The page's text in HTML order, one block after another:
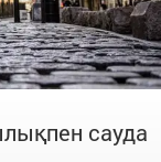
сауда